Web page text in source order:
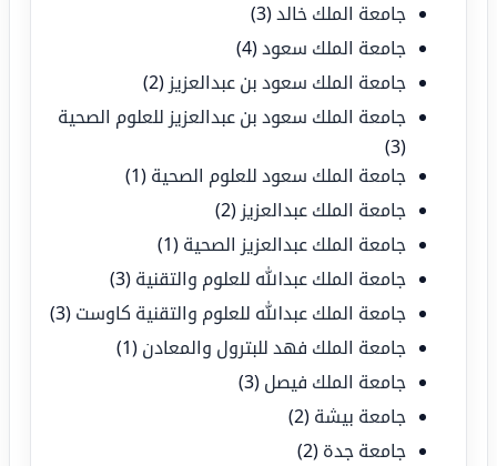
جامعة الملك خالد(3)
جامعة الملك سعود(4)
جامعة الملك سعود بن عبدالعزيز (2)
جامعة الملك سعود بن عبدالعزيز للعلوم الصحية
(3)
جامعة الملك سعود للعلوم الصحية (1)
جامعة الملك عبدالعزيز (2)
جامعة الملك عبدالعزيز الصحية (1)
جامعة الملك عبدالله للعلوم والتقنية (3)
جامعة الملك عبدالله للعلوم والتقنية كاوست (3)
جامعة الملك فهد للبترول والمعادن (1)
جامعة الملك فيصل (3)
جامعة بيشة (2)
جامعة جدة (2)